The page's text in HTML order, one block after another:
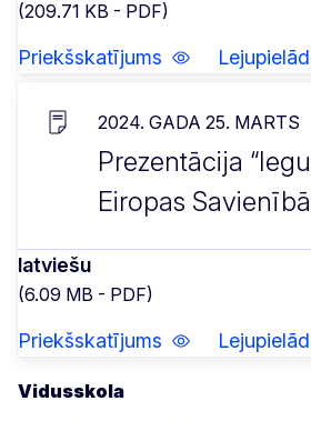
(209.71 KB - PDF)
Priekšskatījums
2024. GADA 25. MARTS
Prezentācija
Eiropas
latviešu
(6.09 MB - PDF)
Priekšskatījums
Vidusskola